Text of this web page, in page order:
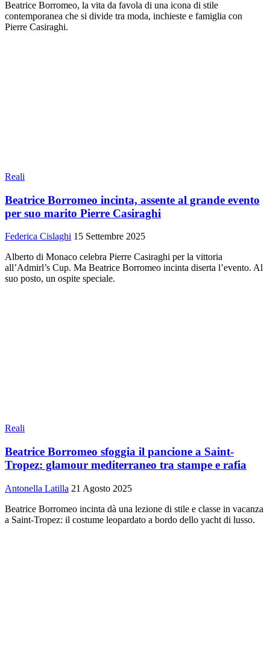
Beatrice Borromeo, la vita da favola di una icona di stile
contemporanea che si divide tra moda, inchieste e famiglia con
Pierre Casiraghi.
Reali
Beatrice Borromeo incinta, assente al grande evento
per suo marito Pierre Casiraghi
Federica Cislaghi 15 Settembre 2025
Alberto di Monaco celebra Pierre Casiraghi per la vittoria
all’Admirl’s Cup. Ma Beatrice Borromeo incinta diserta l’evento. Al
suo posto, un ospite speciale.
Reali
Beatrice Borromeo sfoggia il pancione a Saint-
Tropez: glamour mediterraneo tra stampe e rafia
Antonella Latilla 21 Agosto 2025
Beatrice Borromeo incinta dà una lezione di stile e classe in vacanza
a Saint-Tropez: il costume leopardato a bordo dello yacht di lusso.